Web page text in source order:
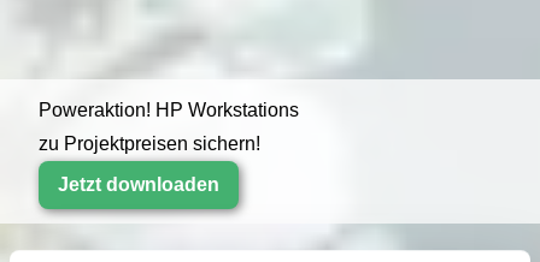
Poweraktion! HP Workstations
zu Projektpreisen sichern!
Jetzt downloaden